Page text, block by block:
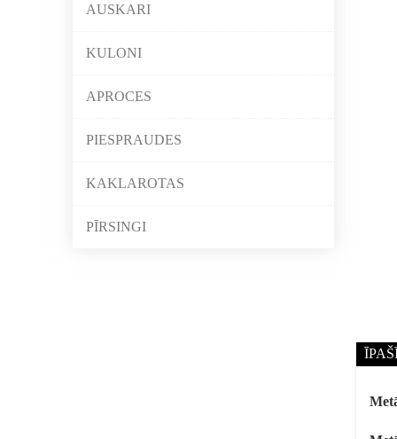
AUSKARI
KULONI
APROCES
PIESPRAUDES
KAKLAROTAS
PĪRSINGI